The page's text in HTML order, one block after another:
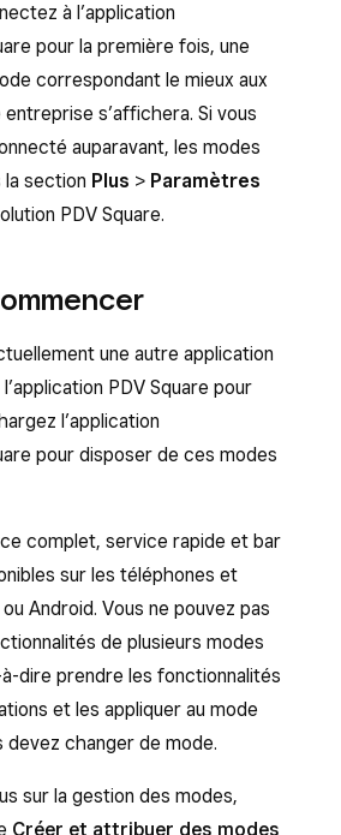
à l’application
pour la première fois, une
correspondant le mieux aux
s’affichera. Si vous
auparavant, les modes
section Plus > Paramètres
PDV Square.
une autre application
PDV Square pour
l’application
pour disposer de ces modes
complet, service rapide et bar
sur les téléphones et
Android. Vous ne pouvez pas
de plusieurs modes
à-dire prendre les fonctionnalités
et les appliquer au mode
devez changer de mode.
sur la gestion des modes,
Créer et attribuer des modes